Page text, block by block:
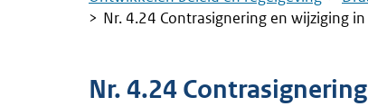
Nr. 4.24 Contrasignering en wijziging
Nr. 4.24